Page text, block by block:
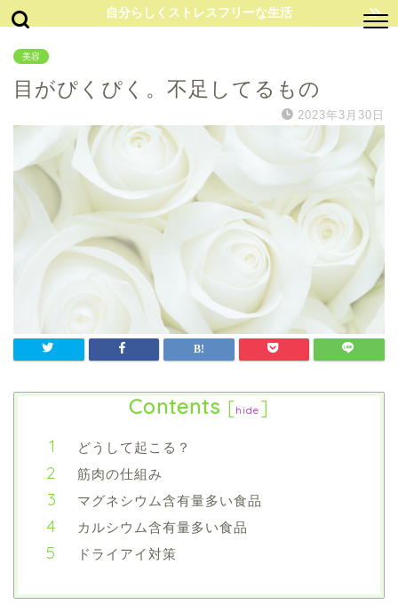
自分らしくストレスフリーな生活
美容
目がぴくぴく。不足してるもの
2023年3月30日
Contents [hide ]
どうして起こる？
筋肉の仕組み
マグネシウム含有量多い食品
カルシウム含有量多い食品
ドライアイ対策